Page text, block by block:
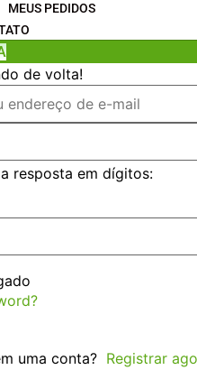
MEUS PEDIDOS
de volta!
resposta em dígitos:
uma conta? Registrar